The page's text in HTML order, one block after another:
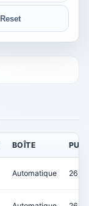
Reset
BOÎTE
Automatique 265